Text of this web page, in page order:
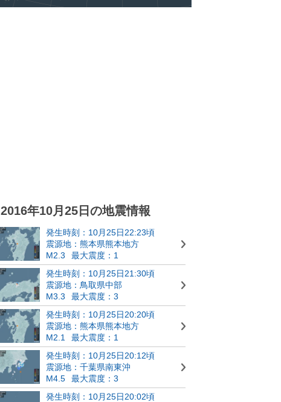
2016年10月25日の地震情報
発生時刻：10月25日22:23頃
震源地：熊本県熊本地方
M2.3
最大震度：1
発生時刻：10月25日21:30頃
震源地：鳥取県中部
M3.3
最大震度：3
発生時刻：10月25日20:20頃
震源地：熊本県熊本地方
M2.1
最大震度：1
発生時刻：10月25日20:12頃
震源地：千葉県南東沖
M4.5
最大震度：3
発生時刻：10月25日20:02頃